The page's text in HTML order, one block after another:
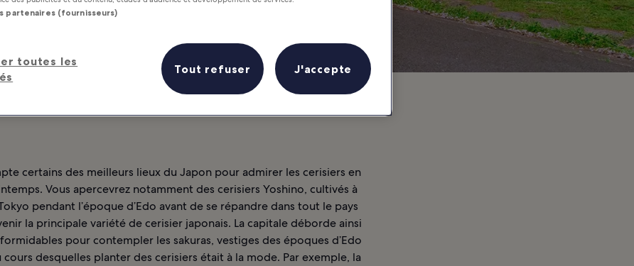
certains des meilleurs lieux du Japon pour admirer les cerisiers en
Vous apercevrez notamment des cerisiers Yoshino, cultivés à
pendant l’époque d’Edo avant de se répandre dans tout le pays
la principale variété de cerisier japonais. La capitale déborde ainsi
pour contempler les sakuras, vestiges des époques d’Edo
desquelles planter des cerisiers était à la mode. Par exemple, la
partenaires (fournisseurs)
toutes les
Tout refuser J'accepte